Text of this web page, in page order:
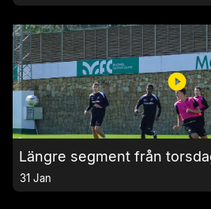
Längre segment från
31 Jan